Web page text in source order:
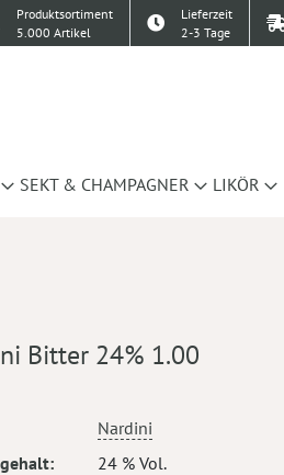
Produktsortiment
5.000 Artikel
Lieferzeit
2-3 Tage
SEKT & CHAMPAGNER LIKÖR
Bitter 24% 1.00
Nardini
24 % Vol.